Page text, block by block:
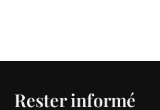
Rester informé